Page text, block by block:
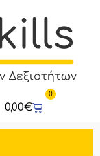
0,00€
0
Cart